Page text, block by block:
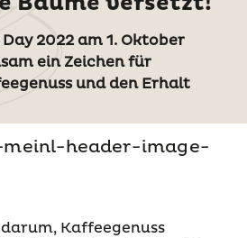
2022 am 1. Oktober
ein Zeichen für
und den Erhalt
Kaffeegenuss